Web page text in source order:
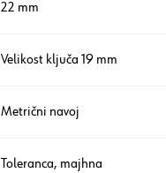
22 mm
Velikost ključa 19 mm
Metrični navoj
Toleranca, majhna